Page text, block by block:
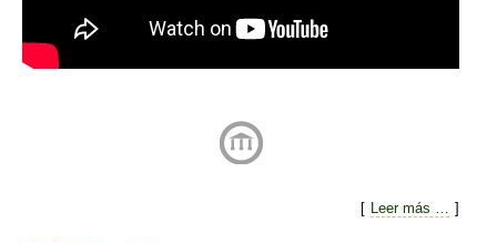
[ Leer más … ]